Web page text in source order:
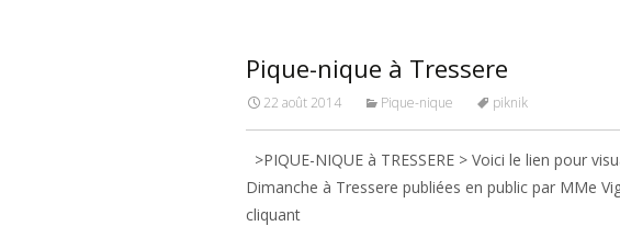
Pique-nique à Tressere
22 août 2014 Pique-nique piknik
>PIQUE-NIQUE à TRESSERE > Voici le lien pour
Dimanche à Tressere publiées en public par MMe
cliquant